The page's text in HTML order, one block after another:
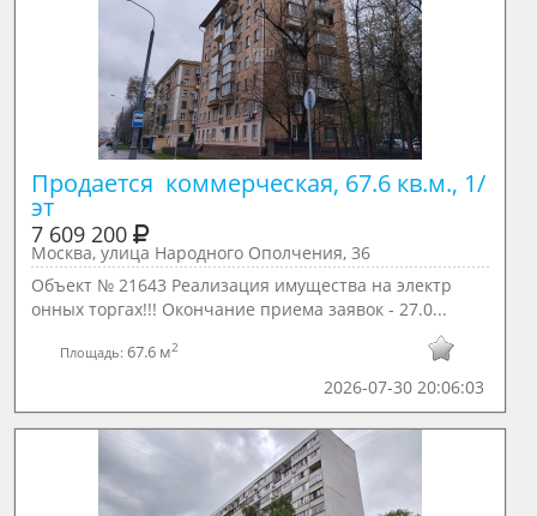
Продается  коммерческая, 67.6 кв.м., 1/
эт
7 609 200
Москва, улица Народного Ополчения, 36
Объект № 21643 Реализация имущества на электр
онных торгах!!! Окончание приема заявок - 27.0...
Площадь:67.6 м2
2026-07-30 20:06:03